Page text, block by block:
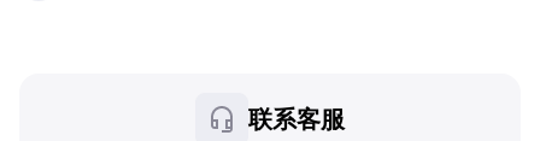
联系客服